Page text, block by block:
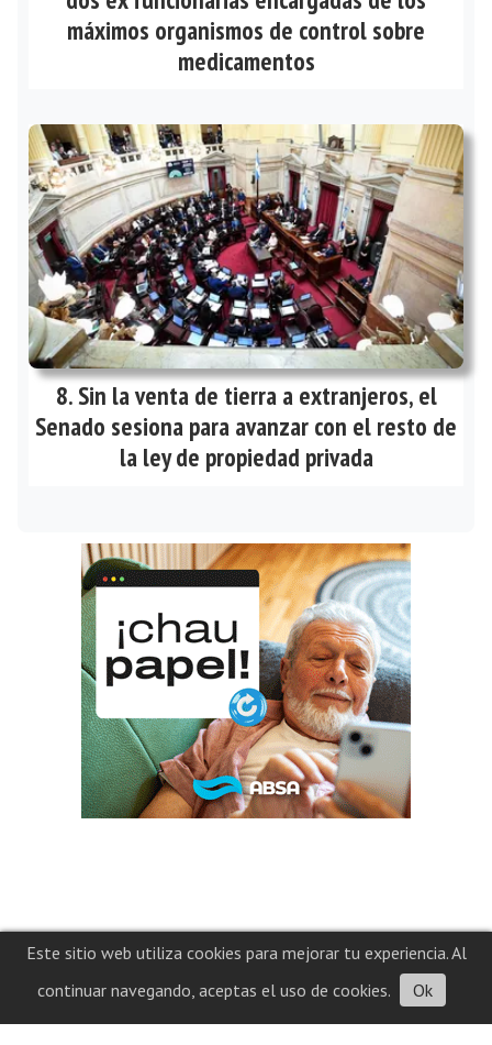
máximos organismos de control sobre
medicamentos
Sin la venta de tierra a extranjeros, el
Senado sesiona para avanzar con el resto de
la ley de propiedad privada
Este sitio web utiliza cookies para mejorar tu experiencia. Al
continuar navegando, aceptas el uso de cookies.
Ok